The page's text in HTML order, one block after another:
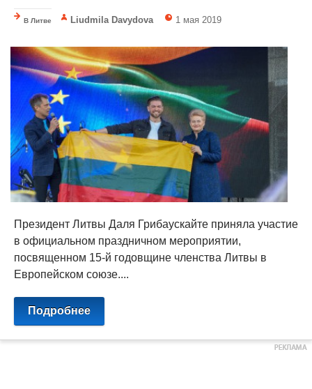
В Литве Liudmila Davydova 1 мая 2019
Президент Литвы Даля Грибаускайте приняла участие
в официальном праздничном мероприятии,
посвященном 15-й годовщине членства Литвы в
Европейском союзе....
Подробнее